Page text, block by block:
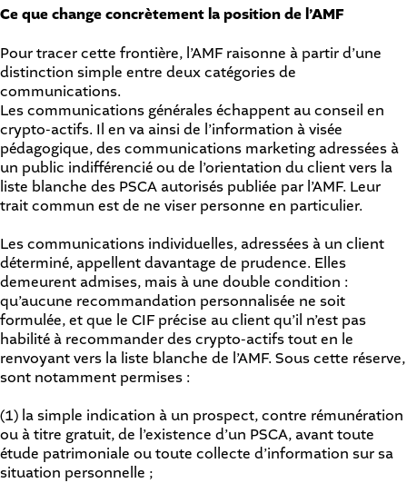
Ce que change concrètement la position de l’AMF
Pour tracer cette frontière, l’AMF raisonne à partir d’une
distinction simple entre deux catégories de
communications.
Les communications générales échappent au conseil en
crypto-actifs. Il en va ainsi de l’information à visée
pédagogique, des communications marketing adressées à
un public indifférencié ou de l’orientation du client vers la
liste blanche des PSCA autorisés publiée par l’AMF. Leur
trait commun est de ne viser personne en particulier.
Les communications individuelles, adressées à un client
déterminé, appellent davantage de prudence. Elles
demeurent admises, mais à une double condition :
qu’aucune recommandation personnalisée ne soit
formulée, et que le CIF précise au client qu’il n’est pas
habilité à recommander des crypto-actifs tout en le
renvoyant vers la liste blanche de l’AMF. Sous cette réserve,
sont notamment permises :
(1) la simple indication à un prospect, contre rémunération
ou à titre gratuit, de l’existence d’un PSCA, avant toute
étude patrimoniale ou toute collecte d’information sur sa
situation personnelle ;